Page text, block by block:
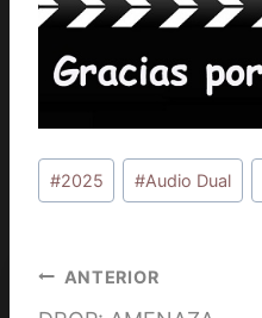
Etiquetas
de
entrada:
#2025 #Audio Dual
Navegación
ANTERIOR